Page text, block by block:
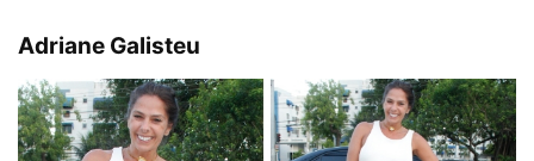
Adriane Galisteu